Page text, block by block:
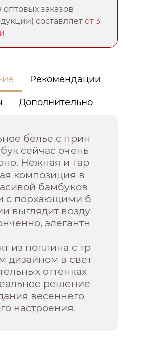
заказов
составляетот 3
Рекомендации
Дополнительно
белье с прин
сейчас очень
Нежная и гар
композиция в
бамбуков
с порхающими б
выглядит возду
элегантн
из поплина с тр
дизайном в свет
оттенках
решение
весеннего
настроения.